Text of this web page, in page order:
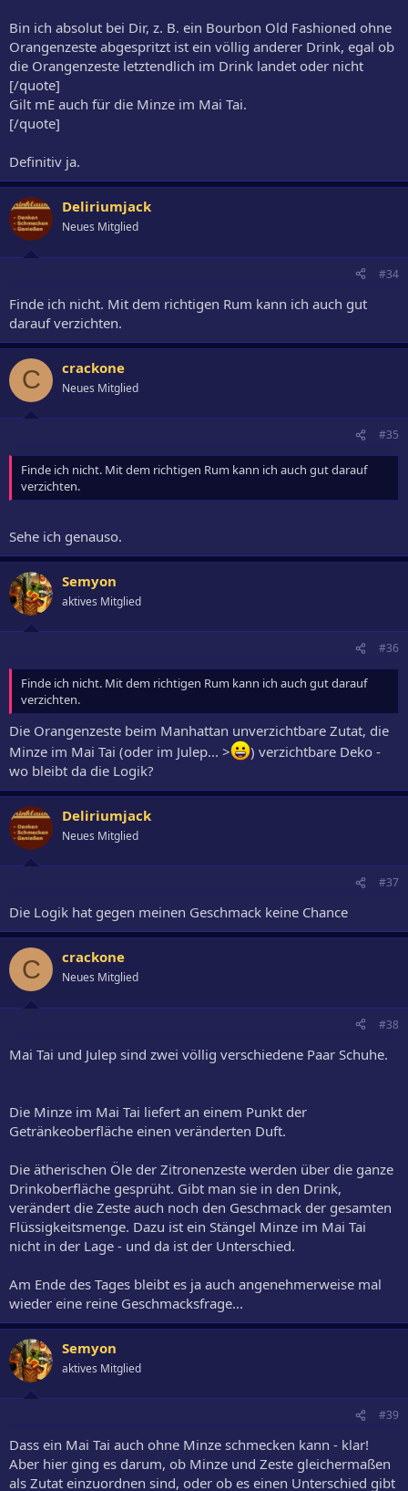
Bin ich absolut bei Dir, z. B. ein Bourbon Old Fashioned ohne
Orangenzeste abgespritzt ist ein völlig anderer Drink, egal ob
die Orangenzeste letztendlich im Drink landet oder nicht
[/quote]
Gilt mE auch für die Minze im Mai Tai.
[/quote]
Definitiv ja.
Deliriumjack
Neues Mitglied
#34
Finde ich nicht. Mit dem richtigen Rum kann ich auch gut
darauf verzichten.
C crackone
Neues Mitglied
#35
Finde ich nicht. Mit dem richtigen Rum kann ich auch gut darauf
verzichten.
Sehe ich genauso.
Semyon
aktives Mitglied
#36
Finde ich nicht. Mit dem richtigen Rum kann ich auch gut darauf
verzichten.
Die Orangenzeste beim Manhattan unverzichtbare Zutat, die
Minze im Mai Tai (oder im Julep... >
) verzichtbare Deko -
wo bleibt da die Logik?
Deliriumjack
Neues Mitglied
#37
Die Logik hat gegen meinen Geschmack keine Chance
C crackone
Neues Mitglied
#38
Mai Tai und Julep sind zwei völlig verschiedene Paar Schuhe.
Die Minze im Mai Tai liefert an einem Punkt der
Getränkeoberfläche einen veränderten Duft.
Die ätherischen Öle der Zitronenzeste werden über die ganze
Drinkoberfläche gesprüht. Gibt man sie in den Drink,
verändert die Zeste auch noch den Geschmack der gesamten
Flüssigkeitsmenge. Dazu ist ein Stängel Minze im Mai Tai
nicht in der Lage - und da ist der Unterschied.
Am Ende des Tages bleibt es ja auch angenehmerweise mal
wieder eine reine Geschmacksfrage...
Semyon
aktives Mitglied
#39
Dass ein Mai Tai auch ohne Minze schmecken kann - klar!
Aber hier ging es darum, ob Minze und Zeste gleichermaßen
als Zutat einzuordnen sind, oder ob es einen Unterschied gibt